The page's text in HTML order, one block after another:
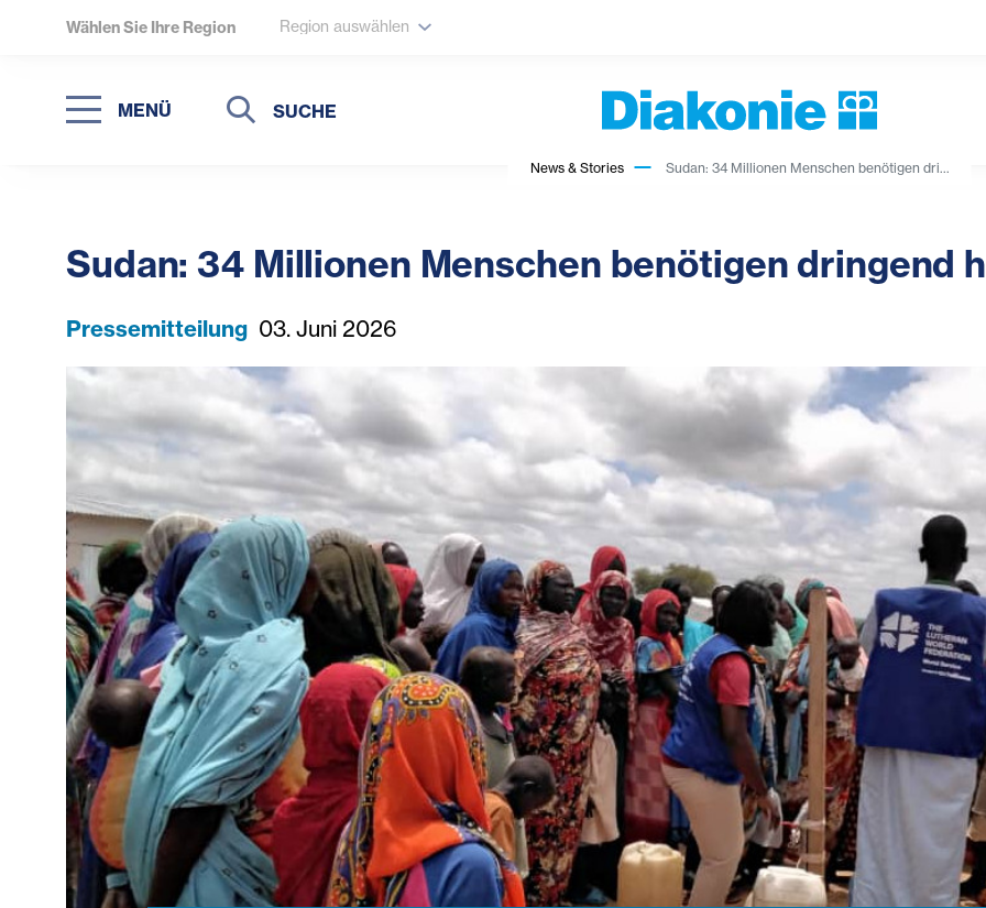
Wählen Sie Ihre Region Region auswählen
MENÜ
Suche
Suche
News & Stories Sudan: 34 Millionen Menschen benötigen dri...
Sudan: 34 Millionen Menschen benötigen dringend
Pressemitteilung 03. Juni 2026